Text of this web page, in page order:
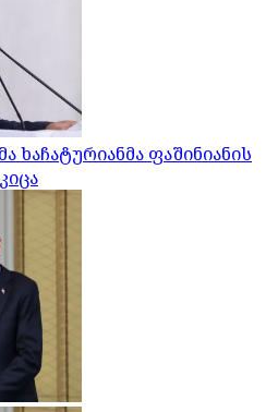
ხაჩატურიანმა ფაშინიანის